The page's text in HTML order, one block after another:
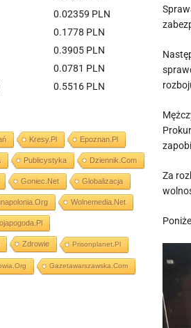
Za
0.02359 PLN
0.1778 PLN
0.3905 PLN
0.0781 PLN
0.5516 PLN
Kresy.pl Epoznan.pl
Publicystyka Dziennik.com
Goniec.net Globalizacja
Wolnemedia.net
Zdrowie Prisonplanet.pl
Gazetawarszawska.com